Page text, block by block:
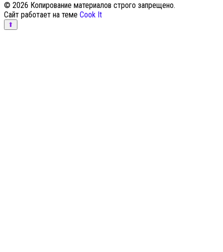
© 2026 Копирование материалов строго запрещено.
Сайт работает на теме Cook It